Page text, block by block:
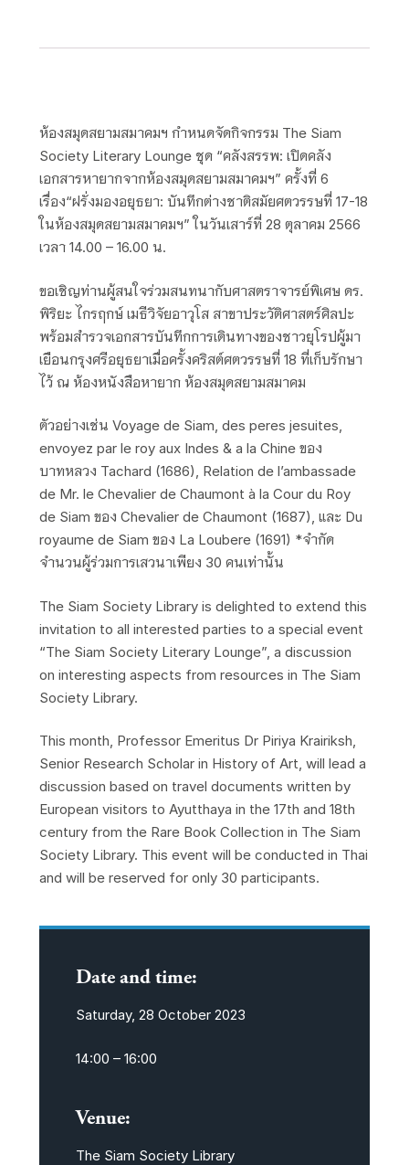
ห้องสมุดสยามสมาคมฯ กำหนดจัดกิจกรรม The Siam
Society Literary Lounge ชุด “คลังสรรพ: เปิดคลัง
เอกสารหายากจากห้องสมุดสยามสมาคมฯ” ครั้งที่ 6
เรื่อง“ฝรั่งมองอยุธยา: บันทึกต่างชาติสมัยศตวรรษที่ 17-18
ในห้องสมุดสยามสมาคมฯ” ในวันเสาร์ที่ 28 ตุลาคม 2566
เวลา 14.00 – 16.00 น.
ขอเชิญท่านผู้สนใจร่วมสนทนากับศาสตราจารย์พิเศษ ดร.
พิริยะ ไกรฤกษ์ เมธีวิจัยอาวุโส สาขาประวัติศาสตร์ศิลปะ
พร้อมสำรวจเอกสารบันทึกการเดินทางของชาวยุโรปผู้มา
เยือนกรุงศรีอยุธยาเมื่อครั้งคริสต์ศตวรรษที่ 18 ที่เก็บรักษา
ไว้ ณ ห้องหนังสือหายาก ห้องสมุดสยามสมาคม
ตัวอย่างเช่น Voyage de Siam, des peres jesuites,
envoyez par le roy aux Indes & a la Chine ของ
บาทหลวง Tachard (1686), Relation de l’ambassade
de Mr. le Chevalier de Chaumont à la Cour du Roy
de Siam ของ Chevalier de Chaumont (1687), และ Du
royaume de Siam ของ La Loubere (1691) *จำกัด
จำนวนผู้ร่วมการเสวนาเพียง 30 คนเท่านั้น
The Siam Society Library is delighted to extend this
invitation to all interested parties to a special event
“The Siam Society Literary Lounge”, a discussion
on interesting aspects from resources in The Siam
Society Library.
This month, Professor Emeritus Dr Piriya Krairiksh,
Senior Research Scholar in History of Art, will lead a
discussion based on travel documents written by
European visitors to Ayutthaya in the 17th and 18th
century from the Rare Book Collection in The Siam
Society Library. This event will be conducted in Thai
and will be reserved for only 30 participants.
Date and time:
Saturday, 28 October 2023
14:00 – 16:00
Venue:
The Siam Society Library